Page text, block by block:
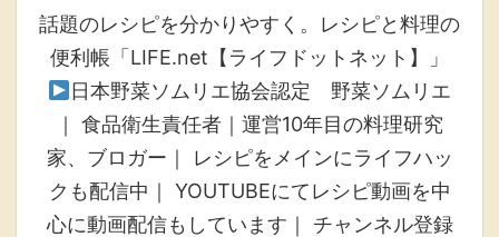
話題のレシピを分かりやすく。レシピと料理の
便利帳「LIFE.net【ライフドットネット】」
日本野菜ソムリエ協会認定 野菜ソムリエ
｜ 食品衛生責任者｜運営10年目の料理研究
家、ブロガー｜ レシピをメインにライフハッ
クも配信中｜ YOUTUBEにてレシピ動画を中
心に動画配信もしています｜ チャンネル登録